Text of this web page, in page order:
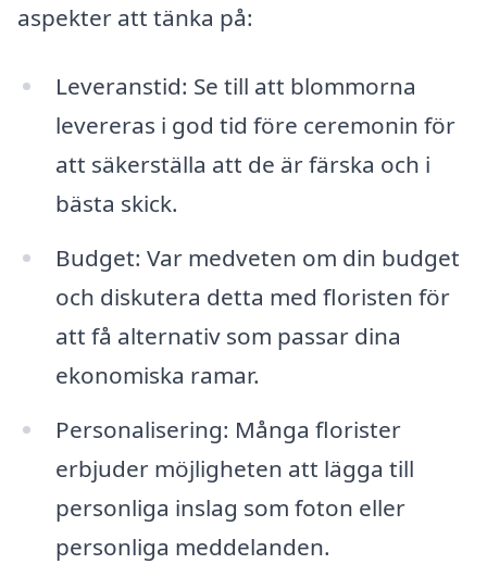
aspekter att tänka på:
Leveranstid: Se till att blommorna
levereras i god tid före ceremonin för
att säkerställa att de är färska och i
bästa skick.
Budget: Var medveten om din budget
och diskutera detta med floristen för
att få alternativ som passar dina
ekonomiska ramar.
Personalisering: Många florister
erbjuder möjligheten att lägga till
personliga inslag som foton eller
personliga meddelanden.